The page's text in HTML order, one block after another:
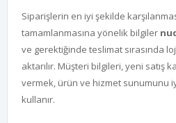
Siparişlerin en iyi şekilde
tamamlanmasına yönelik bilgiler
ve gerektiğinde teslimat sırasında
aktarılır. Müşteri bilgileri, yeni satış
vermek, ürün ve hizmet sunumunu
kullanır.